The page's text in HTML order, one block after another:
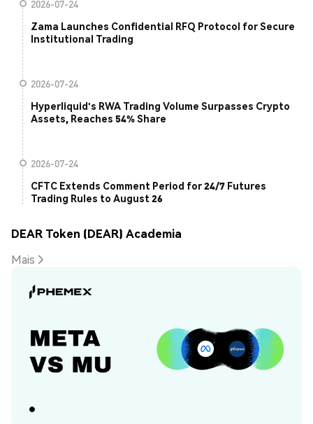
2026-07-24
Zama Launches Confidential RFQ Protocol for Secure
Institutional Trading
2026-07-24
Hyperliquid's RWA Trading Volume Surpasses Crypto
Assets, Reaches 54% Share
2026-07-24
CFTC Extends Comment Period for 24/7 Futures
Trading Rules to August 26
DEAR Token (DEAR) Academia
Mais